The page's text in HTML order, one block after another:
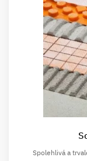
Spolehlivá a